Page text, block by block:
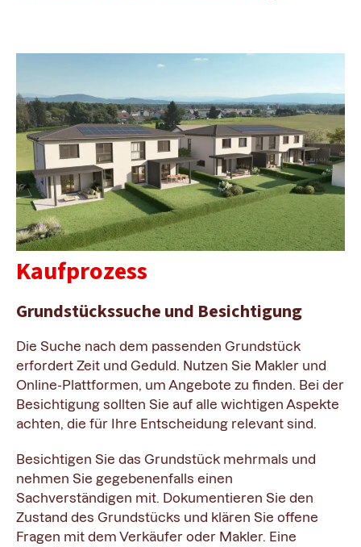
Kaufprozess
Grundstückssuche und Besichtigung
Die Suche nach dem passenden Grundstück
erfordert Zeit und Geduld. Nutzen Sie Makler und
Online-Plattformen, um Angebote zu finden. Bei der
Besichtigung sollten Sie auf alle wichtigen Aspekte
achten, die für Ihre Entscheidung relevant sind.
Besichtigen Sie das Grundstück mehrmals und
nehmen Sie gegebenenfalls einen
Sachverständigen mit. Dokumentieren Sie den
Zustand des Grundstücks und klären Sie offene
Fragen mit dem Verkäufer oder Makler. Eine